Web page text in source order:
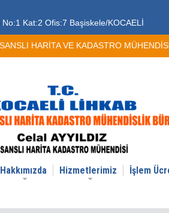
Kat:2 Ofis:7 Başiskele/KOCAELİ
HARİTA VE KADASTRO
Hakkımızda Hizmetlerimiz İşlem